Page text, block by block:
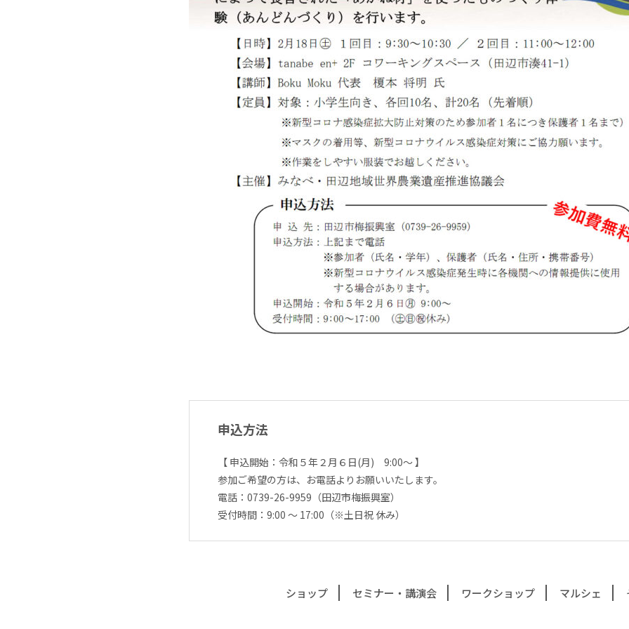
申込方法
【 申込開始：令和５年２月６日(月) 9:00～ 】
参加ご希望の方は、お電話よりお願いいたします。
電話：0739-26-9959（田辺市梅振興室）
受付時間：9:00 ～ 17:00（※土日祝 休み）
ショップ セミナー・講演会 ワークショップ マルシェ